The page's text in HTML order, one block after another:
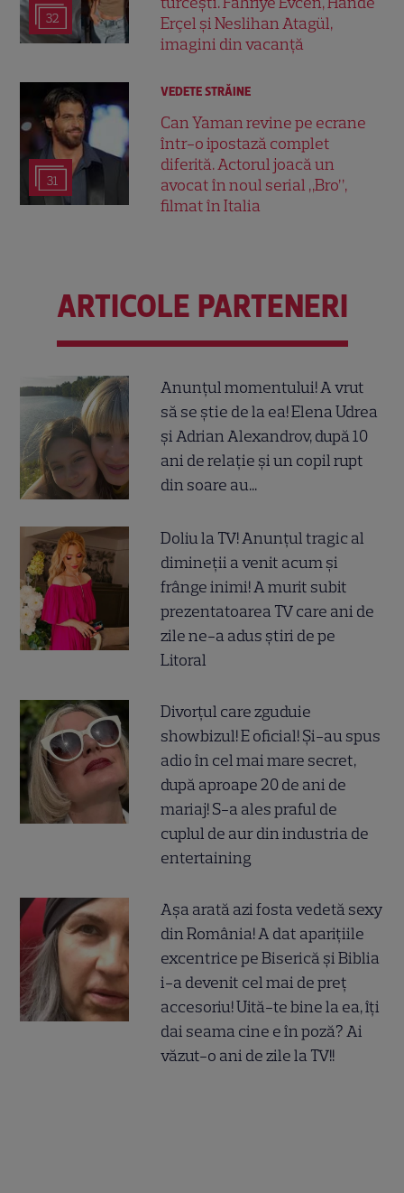
32
Erçel și Neslihan Atagül,
imagini din vacanță
31
VEDETE STRĂINE
Can Yaman revine pe ecrane
într-o ipostază complet
diferită. Actorul joacă un
avocat în noul serial „Bro”,
filmat în Italia
ARTICOLE PARTENERI
Anunțul momentului! A vrut
să se știe de la ea! Elena Udrea
și Adrian Alexandrov, după 10
ani de relație și un copil rupt
din soare au...
Doliu la TV! Anunțul tragic al
dimineții a venit acum și
frânge inimi! A murit subit
prezentatoarea TV care ani de
zile ne-a adus știri de pe
Litoral
Divorțul care zguduie
showbizul! E oficial! Și-au spus
adio în cel mai mare secret,
după aproape 20 de ani de
mariaj! S-a ales praful de
cuplul de aur din industria de
entertaining
Așa arată azi fosta vedetă sexy
din România! A dat aparițiile
excentrice pe Biserică și Biblia
i-a devenit cel mai de preț
accesoriu! Uită-te bine la ea, îți
dai seama cine e în poză? Ai
văzut-o ani de zile la TV!!